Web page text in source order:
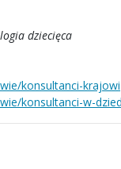
dziecięca
konsultanci-krajowi
konsultanci-w-